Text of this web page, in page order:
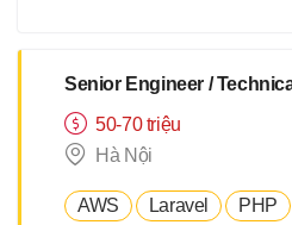
xây dựng thương hiệu tuyển
triển, quản lý đội ngũ Hr
Freelance của Devwork
50-70 triệu
Hà Nội
AWS Laravel PHP